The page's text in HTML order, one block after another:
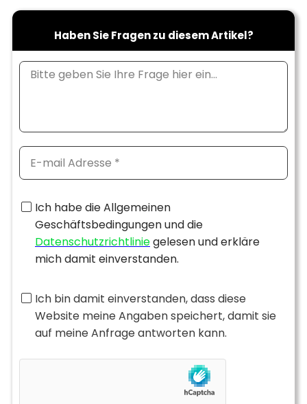
Haben Sie Fragen zu diesem Artikel?
Ich habe die Allgemeinen
Geschäftsbedingungen und die
Datenschutzrichtliniegelesen und erkläre
mich damit einverstanden.
Ich bin damit einverstanden, dass diese
Website meine Angaben speichert, damit sie
auf meine Anfrage antworten kann.